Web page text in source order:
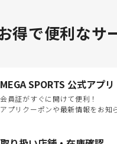
得で便利なサ
MEGA SPORTS 公式アプリ
会員証がすぐに開けて便利！
アプリクーポンや最新情報をお知